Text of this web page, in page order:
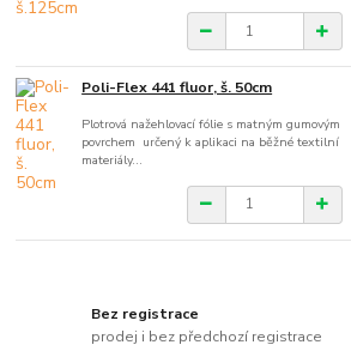
Poli-Flex 441 fluor, š. 50cm
Plotrová nažehlovací fólie s matným gumovým
povrchem určený k aplikaci na běžné textilní
materiály...
Bez registrace
prodej i bez předchozí registrace